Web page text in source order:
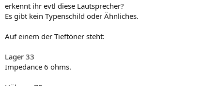
erkennt ihr evtl diese Lautsprecher?
Es gibt kein Typenschild oder Ähnliches.
Auf einem der Tieftöner steht:
Lager 33
Impedance 6 ohms.